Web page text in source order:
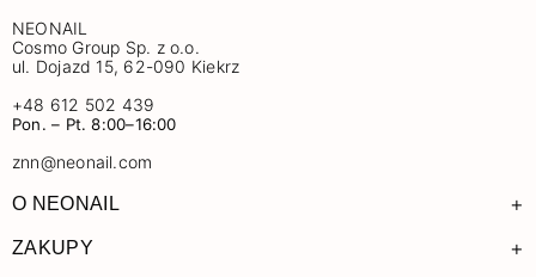
NEONAIL
Cosmo Group Sp. z o.o.
ul. Dojazd 15, 62-090 Kiekrz
+48 612 502 439
Pon. – Pt. 8:00–16:00
znn@neonail.com
O NEONAIL +
ZAKUPY +